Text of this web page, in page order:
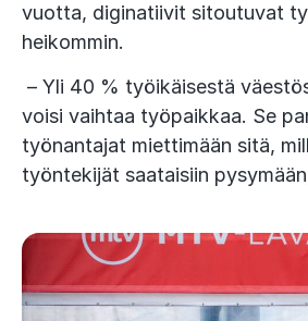
vuotta, diginatiivit sitoutuvat
heikommin.
– Yli 40 % työikäisestä
voisi vaihtaa työpaikkaa. Se
työnantajat miettimään sitä,
työntekijät saataisiin